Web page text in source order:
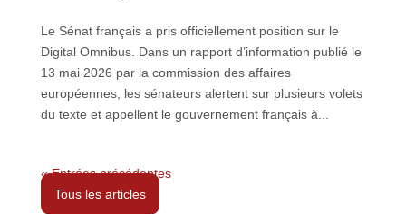
Le Sénat français a pris officiellement position sur le
Digital Omnibus. Dans un rapport d’information publié le
13 mai 2026 par la commission des affaires
européennes, les sénateurs alertent sur plusieurs volets
du texte et appellent le gouvernement français à...
« Entrées précédentes
Tous les articles